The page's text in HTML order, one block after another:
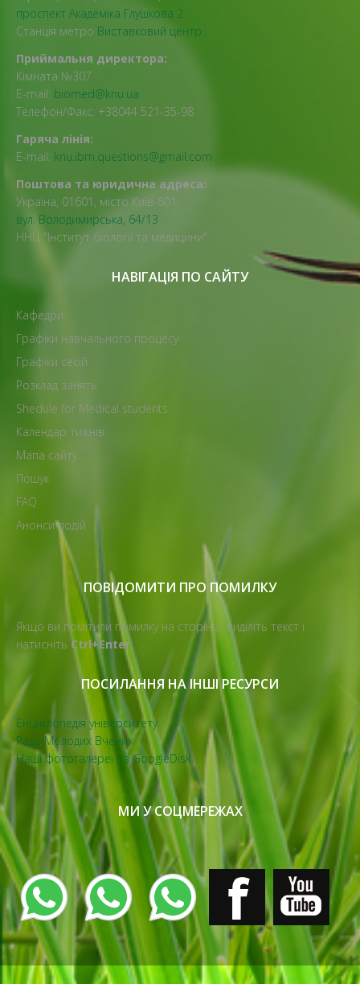
проспект Академіка Глушкова 2
Станція метро Виставковий центр
Приймальня директора:
Кімната №307
E-mail: biomed@knu.ua
Телефон/Факс: +38044 521-35-98
Гаряча лінія:
E-mail: knu.ibm.questions@gmail.com
Поштова та юридична адреса:
Україна, 01601, місто Київ-601,
вул. Володимирська, 64/13
ННЦ "Інститут біології та медицини"
НАВІГАЦІЯ ПО САЙТУ
Кафедри
Графіки навчального процесу
Графіки сесій
Розклад занять
Shedule for Medical students
Календар тижнів
Мапа сайту
Пошук
FAQ
Анонси подій
ПОВІДОМИТИ ПРО ПОМИЛКУ
Якщо ви помітили помилку на сторінці, виділіть текст і
натисніть Ctrl+Enter
ПОСИЛАННЯ НА ІНШІ РЕСУРСИ
Енциклопедія університету
Рада Молодих Вчених
Наші фотогалереї на GoogleDisk
МИ У СОЦМЕРЕЖАХ